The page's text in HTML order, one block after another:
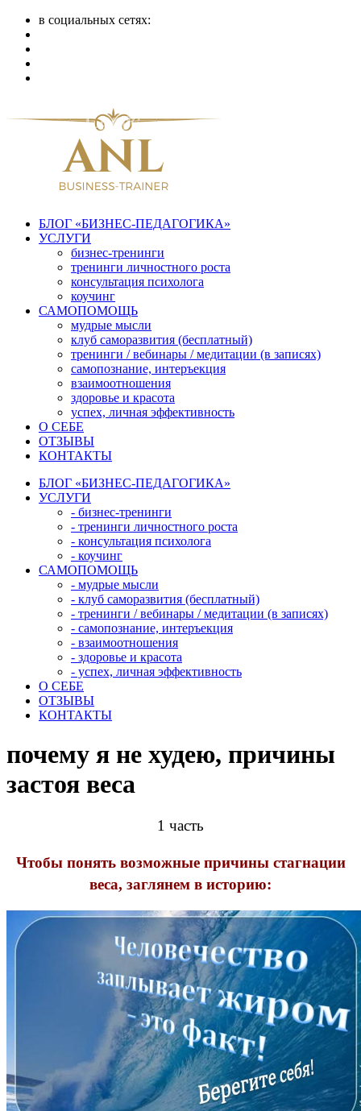
в социальных сетях:
БЛОГ «БИЗНЕС-ПЕДАГОГИКА»
УСЛУГИ
бизнес-тренинги
тренинги личностного роста
консультация психолога
коучинг
САМОПОМОЩЬ
мудрые мысли
клуб саморазвития (бесплатный)
тренинги / вебинары / медитации (в записях)
самопознание, интеръекция
взаимоотношения
здоровье и красота
успех, личная эффективность
О СЕБЕ
ОТЗЫВЫ
КОНТАКТЫ
БЛОГ «БИЗНЕС-ПЕДАГОГИКА»
УСЛУГИ
- бизнес-тренинги
- тренинги личностного роста
- консультация психолога
- коучинг
САМОПОМОЩЬ
- мудрые мысли
- клуб саморазвития (бесплатный)
- тренинги / вебинары / медитации (в записях)
- самопознание, интеръекция
- взаимоотношения
- здоровье и красота
- успех, личная эффективность
О СЕБЕ
ОТЗЫВЫ
КОНТАКТЫ
почему я не худею, причины
застоя веса
1 часть
Чтобы понять возможные причины стагнации
веса, заглянем в историю: